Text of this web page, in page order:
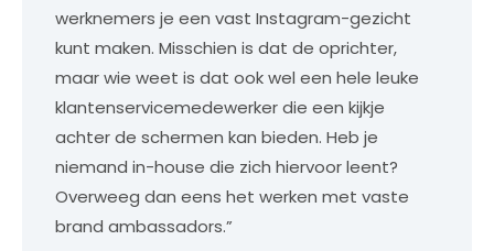
werknemers je een vast Instagram-gezicht
kunt maken. Misschien is dat de oprichter,
maar wie weet is dat ook wel een hele leuke
klantenservicemedewerker die een kijkje
achter de schermen kan bieden. Heb je
niemand in-house die zich hiervoor leent?
Overweeg dan eens het werken met vaste
brand ambassadors.”